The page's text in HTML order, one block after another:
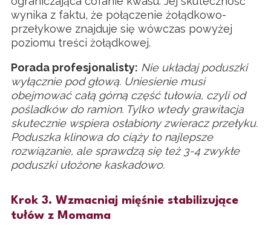
wynika z faktu, że połączenie żołądkowo-
przełykowe znajduje się wówczas powyżej
poziomu treści żołądkowej.
Porada profesjonalisty: Nie układaj poduszki
wyłącznie pod głową. Uniesienie musi
obejmować całą górną część tułowia, czyli od
pośladków do ramion. Tylko wtedy grawitacja
skutecznie wspiera osłabiony zwieracz przełyku.
Poduszka klinowa do ciąży to najlepsze
rozwiązanie, ale sprawdzą się też 3-4 zwykłe
poduszki ułożone kaskadowo.
Krok 3. Wzmacniaj mięśnie stabilizujące
tułów z Momama